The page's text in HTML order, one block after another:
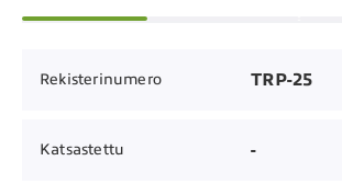
Rekisterinumero TRP-25
Katsastettu -